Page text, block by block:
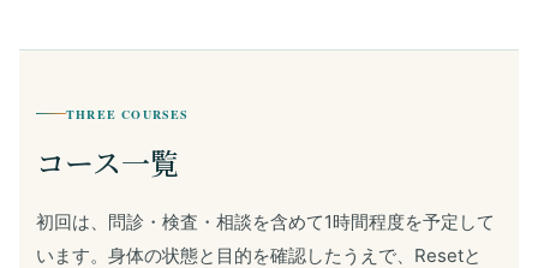
THREE COURSES
コース一覧
初回は、問診・検査・相談を含めて1時間程度を予定して
います。身体の状態と目的を確認したうえで、Resetと